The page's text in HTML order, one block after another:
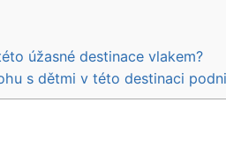
úžasné destinace vlakem?
s dětmi v této destinaci